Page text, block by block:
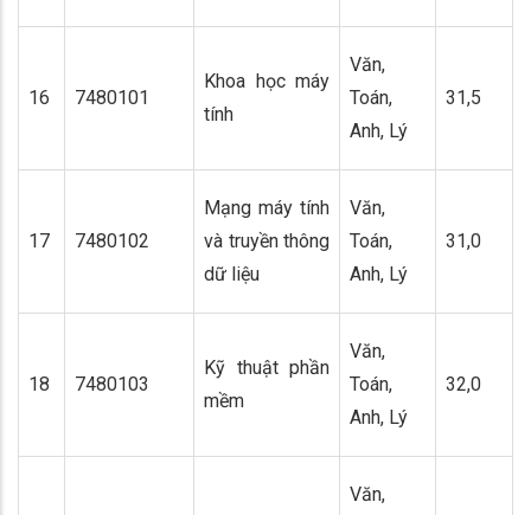
16 7480101
Khoa học máy
tính
Văn,
Toán,
Anh, Lý
31,5
17 7480102
Mạng máy tính
và truyền thông
dữ liệu
Văn,
Toán,
Anh, Lý
31,0
18 7480103
Kỹ thuật phần
mềm
Văn,
Toán,
Anh, Lý
32,0
Văn,